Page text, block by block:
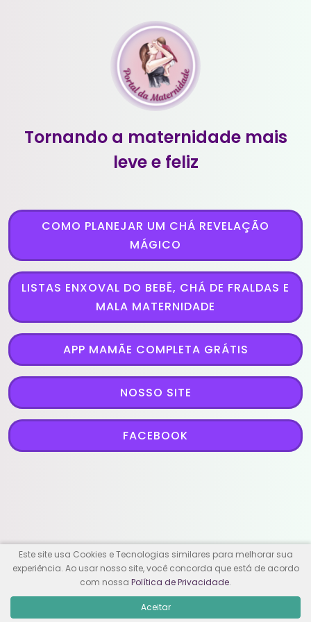
Tornando a maternidade mais
leve e feliz
COMO PLANEJAR UM CHÁ REVELAÇÃO
MÁGICO
LISTAS ENXOVAL DO BEBÊ, CHÁ DE FRALDAS E
MALA MATERNIDADE
APP MAMÃE COMPLETA GRÁTIS
NOSSO SITE
FACEBOOK
Este site usa Cookies e Tecnologias similares para melhorar sua
experiência. Ao usar nosso site, você concorda que está de acordo
com nossa Política de Privacidade.
Aceitar